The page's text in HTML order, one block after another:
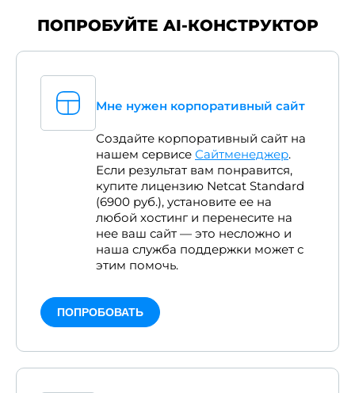
ПОПРОБУЙТЕ AI-КОНСТРУКТОР
Мне нужен корпоративный сайт
Создайте корпоративный сайт на
нашем сервисе Сайтменеджер.
Если результат вам понравится,
купите лицензию Netcat Standard
(6900 руб.), установите ее на
любой хостинг и перенесите на
нее ваш сайт — это несложно и
наша служба поддержки может с
этим помочь.
ПОПРОБОВАТЬ